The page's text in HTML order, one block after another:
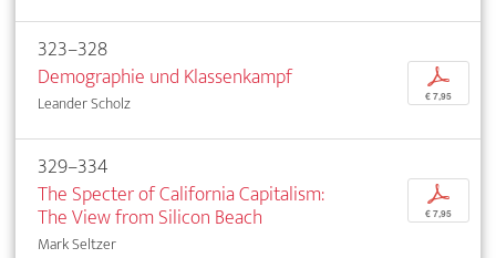
323–328
Demographie und Klassenkampf
Leander Scholz
p
€ 7,95
329–334
The Specter of California Capitalism:
The View from Silicon Beach
Mark Seltzer
p
€ 7,95